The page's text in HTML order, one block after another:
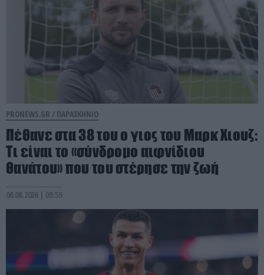
PRONEWS.GR / ΠΑΡΑΣΚΗΝΙΟ
Πέθανε στα 38 του ο γιος του Μαρκ Χιουζ:
Τι είναι το «σύνδρομο αιφνίδιου
θανάτου» που του στέρησε την ζωή
06.08.2026 | 09:59